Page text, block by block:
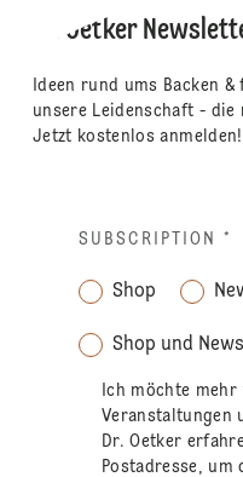
Dr. Oetker
Ideen rund ums Backen
unsere Leidenschaft -
Jetzt kostenlos anmelden!
SUBSCRIPTION *
Shop
Shop und
Ich möchte mehr
Veranstaltungen
Dr. Oetker
Postadresse, um